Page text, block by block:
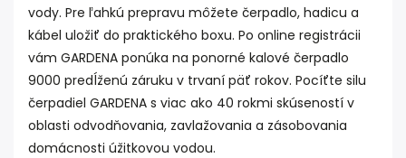
vody. Pre ľahkú prepravu môžete čerpadlo, hadicu a
kábel uložiť do praktického boxu. Po online registrácii
vám GARDENA ponúka na ponorné kalové čerpadlo
9000 predĺženú záruku v trvaní päť rokov. Pocíťte silu
čerpadiel GARDENA s viac ako 40 rokmi skúseností v
oblasti odvodňovania, zavlažovania a zásobovania
domácnosti úžitkovou vodou.